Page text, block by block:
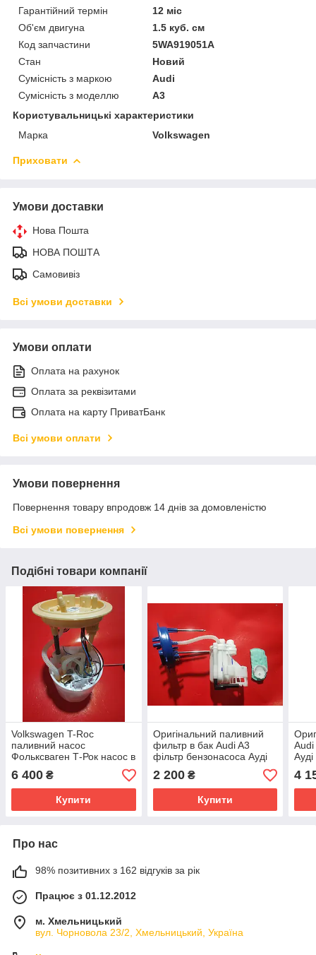
Гарантійний термін
12 міс
Об'єм двигуна
1.5 куб. см
Код запчастини
5WA919051A
Стан
Новий
Сумісність з маркою
Audi
Сумісність з моделлю
A3
Користувальницькі характеристики
Марка
Volkswagen
Приховати
Умови доставки
Нова Пошта
НОВА ПОШТА
Самовивіз
Всі умови доставки
Умови оплати
Оплата на рахунок
Оплата за реквізитами
Оплата на карту ПриватБанк
Всі умови оплати
Умови повернення
Повернення товару впродовж 14 днів за домовленістю
Всі умови повернення
Подібні товари компанії
Volkswagen T-Roc
паливний насос
Фольксваген Т-Рок насос в
бак дизель 5Q0 919 050
BA A2C14168600
6 400 ₴
Купити
Оригінальний паливний
фильтр в бак Audi A3
фільтр бензонасоса Ауді
А3 058020001V
5WA919051A
2 200₴
Купити
Audi
4
Про нас
98% позитивних з 162 відгуків за рік
Працює з 01.12.2012
м. Хмельницький
вул. Чорновола 23/2, Хмельницький, Україна